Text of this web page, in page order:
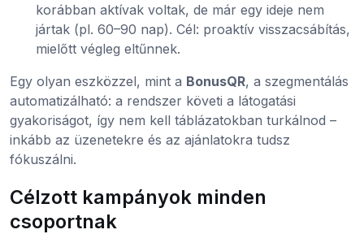
korábban aktívak voltak, de már egy ideje nem
jártak (pl. 60–90 nap). Cél: proaktív visszacsábítás,
mielőtt végleg eltűnnek.
Egy olyan eszközzel, mint a BonusQR, a szegmentálás
automatizálható: a rendszer követi a látogatási
gyakoriságot, így nem kell táblázatokban turkálnod –
inkább az üzenetekre és az ajánlatokra tudsz
fókuszálni.
Célzott kampányok minden
csoportnak